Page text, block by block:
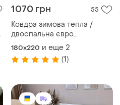
1070 грн 55
Ковдра зимова тепла /
двоспальна євро
півтораспальна
180x220 и еще 2
(1)